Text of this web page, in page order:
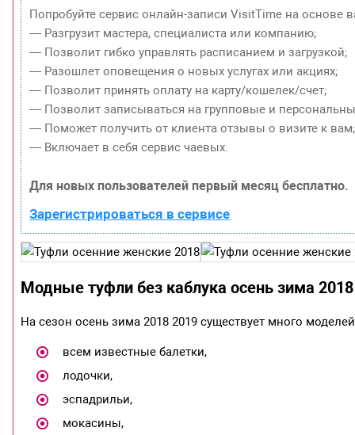
Попробуйте сервис онлайн-записи VisitTime на основе
— Разгрузит мастера, специалиста или компанию;
— Позволит гибко управлять расписанием и загрузкой;
— Разошлет оповещения о новых услугах или акциях;
— Позволит принять оплату на карту/кошелек/счет;
— Позволит записываться на групповые и
— Поможет получить от клиента отзывы о визите к вам;
— Включает в себя сервис чаевых.
Для новых пользователей первый месяц бесплатно.
Зарегистрироваться в сервисе
Модные туфли без каблука осень зима
На сезон осень зима 2018 2019 существует много
всем известные балетки,
лодочки,
эспадрильи,
мокасины,